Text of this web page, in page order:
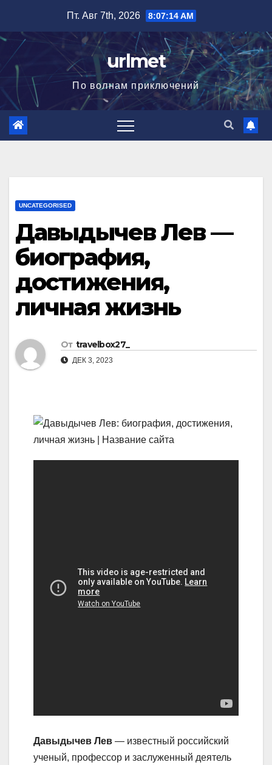
содержимому
Пт. Авг 7th, 2026 8:07:15 AM
urlmet
По волнам приключений
UNCATEGORISED
Давыдычев Лев —
биография,
достижения,
личная жизнь
От travelbox27_
ДЕК 3, 2023
Давыдычев Лев — известный российский
ученый, профессор и заслуженный деятель